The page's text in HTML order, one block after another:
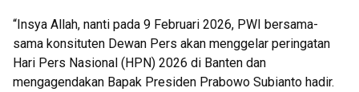
“Insya Allah, nanti pada 9 Februari 2026, PWI bersama-
sama konsituten Dewan Pers akan menggelar peringatan
Hari Pers Nasional (HPN) 2026 di Banten dan
mengagendakan Bapak Presiden Prabowo Subianto hadir.